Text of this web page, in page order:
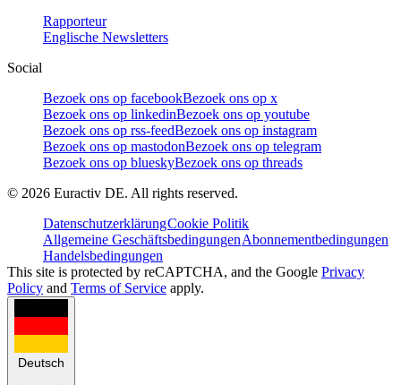
Rapporteur
Englische Newsletters
Social
Bezoek ons op facebookBezoek ons op x
Bezoek ons op linkedinBezoek ons op youtube
Bezoek ons op rss-feedBezoek ons op instagram
Bezoek ons op mastodonBezoek ons op telegram
Bezoek ons op blueskyBezoek ons op threads
© 2026 Euractiv DE. All rights reserved.
DatenschutzerklärungCookie Politik
Allgemeine GeschäftsbedingungenAbonnementbedingungen
Handelsbedingungen
This site is protected by reCAPTCHA, and the Google Privacy
Policy and Terms of Service apply.
Deutsch